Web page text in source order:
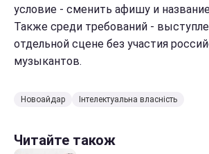
условие - сменить афишу и
Также среди требований -
отдельной сцене без участия
музыкантов.
Новоайдар Інтелектуальна власність
Читайте також